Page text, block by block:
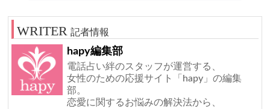
記者情報
hapy編集部
電話占い絆のスタッフが運営する、
女性のための応援サイト「hapy」の編集
部。
恋愛に関するお悩みの解決法から、